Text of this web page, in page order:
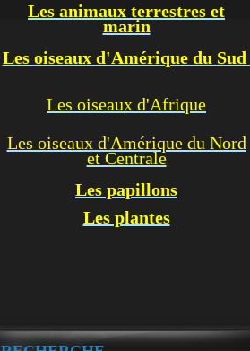
Les animaux terrestres et
marin
Les oiseaux d'Amérique du Sud
Les oiseaux d'Afrique
Les oiseaux d'Amérique du Nord
et Centrale
Les papillons
Les plantes